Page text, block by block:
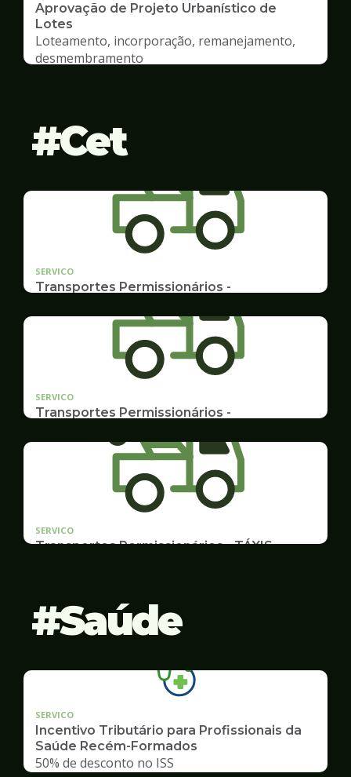
Aprovação de Projeto Urbanístico de
Lotes
Loteamento, incorporação, remanejamento,
desmembramento
Cet
SERVICO
Transportes Permissionários -
Documentação, Requerimento e Transferência
SERVICO
Transportes Permissionários -
Documentação, Requerimento
SERVICO
Transportes Permissionários - TÁXIS
Saúde
SERVICO
Incentivo Tributário para Profissionais da
Saúde Recém-Formados
50% de desconto no ISS